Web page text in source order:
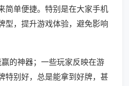
简单便捷。特别是在大家手机
型，提升游戏体验，避免影响
的神器；一些玩家反映在游
特别好，总是能拿到好牌，甚